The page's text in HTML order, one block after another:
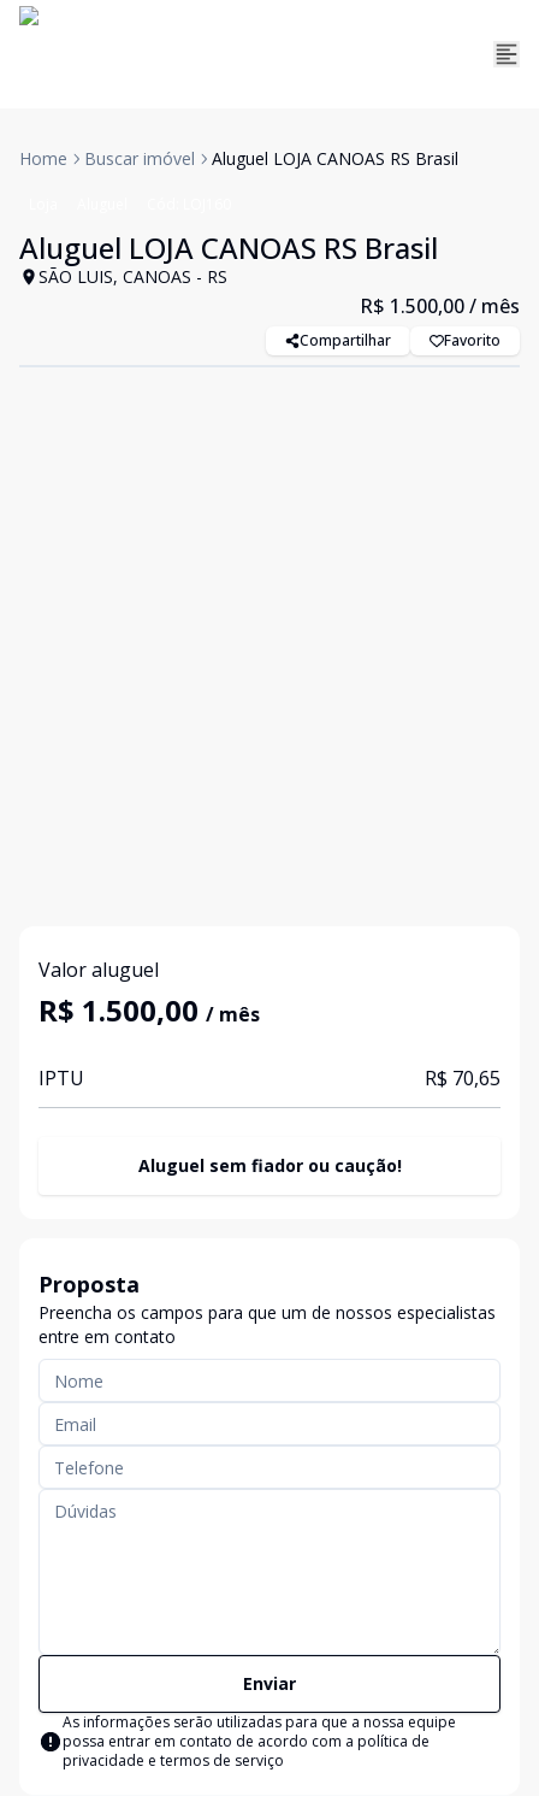
Home Buscar imóvel Aluguel LOJA CANOAS RS Brasil
Aluguel LOJA CANOAS RS Brasil
SÃO LUIS, CANOAS - RS
R$ 1.500,00/ mês
Compartilhar Favorito
Valor aluguel
R$ 1.500,00 / mês
IPTU R$ 70,65
Aluguel sem fiador ou caução!
Proposta
Preencha os campos para que um de nossos especialistas
entre em contato
Enviar
As informações serão utilizadas para que a nossa equipe
possa entrar em contato de acordo com a política de
privacidade e termos de serviço